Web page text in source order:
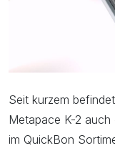
Seit kurzem
Metapace K-2 auch
im QuickBon